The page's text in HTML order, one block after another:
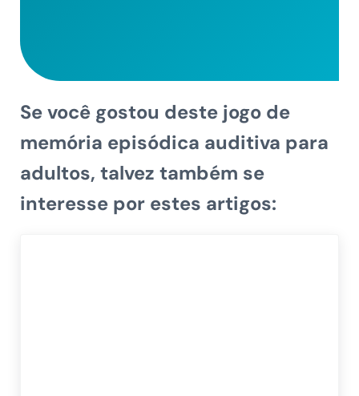
Se você gostou deste jogo de
memória episódica auditiva para
adultos, talvez também se
interesse por estes artigos: